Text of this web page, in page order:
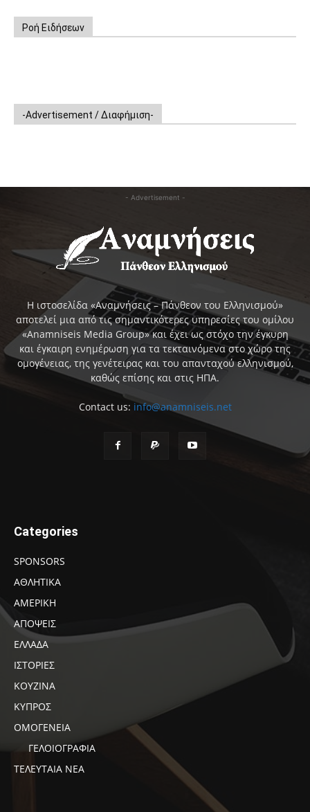
Ροή Ειδήσεων
-Advertisement / Διαφήμιση-
- Advertisement -
Η ιστοσελίδα «Αναμνήσεις – Πάνθεον του Ελληνισμού»
αποτελεί μια από τις σημαντικότερες υπηρεσίες του ομίλου
«Anamniseis Media Group» και έχει ως στόχο την έγκυρη
και έγκαιρη ενημέρωση για τα τεκταινόμενα στο χώρο της
ομογένειας, της γενέτειρας και του απανταχού ελληνισμού,
καθώς επίσης και στις ΗΠΑ.
Contact us: info@anamniseis.net
Categories
SPONSORS
ΑΘΛΗΤΙΚΑ
ΑΜΕΡΙΚΗ
ΑΠΟΨΕΙΣ
ΕΛΛΑΔΑ
ΙΣΤΟΡΙΕΣ
ΚΟΥΖΙΝΑ
ΚΥΠΡΟΣ
ΟΜΟΓΕΝΕΙΑ
ΓΕΛΟΙΟΓΡΑΦΙΑ
ΤΕΛΕΥΤΑΙΑ ΝΕΑ